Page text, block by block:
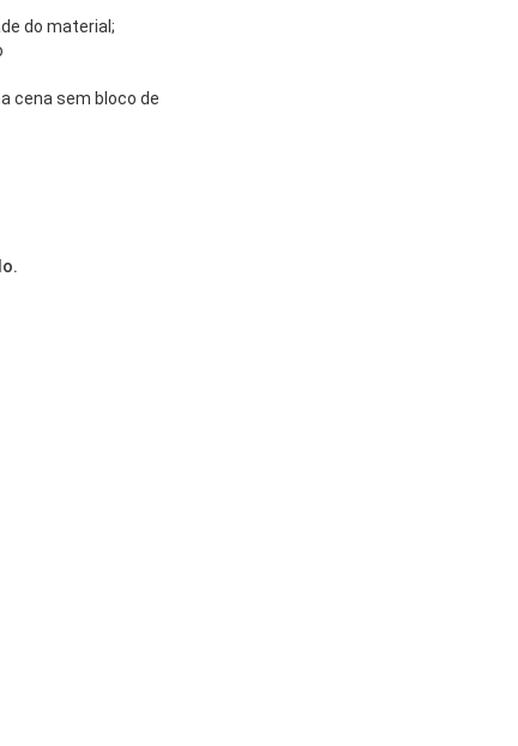
do material;
cena sem bloco de